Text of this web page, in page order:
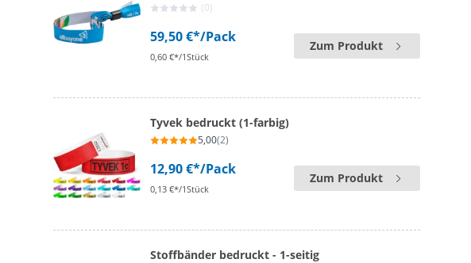
(0)
59,50 €*/Pack
0,60 €*/1Stück
Zum Produkt
Tyvek bedruckt (1-farbig)
5,00(2)
12,90 €*/Pack
0,13 €*/1Stück
Zum Produkt
Stoffbänder bedruckt - 1-seitig